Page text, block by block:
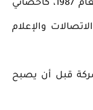
وبدأ العمل في شركة ”سابك“، العام 1987، كأخصائي
والإعلام
قبل أن يصبح